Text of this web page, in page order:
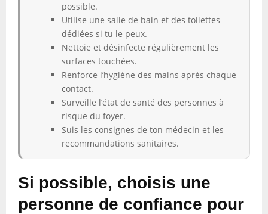
possible.
Utilise une salle de bain et des toilettes
dédiées si tu le peux.
Nettoie et désinfecte régulièrement les
surfaces touchées.
Renforce l’hygiène des mains après chaque
contact.
Surveille l’état de santé des personnes à
risque du foyer.
Suis les consignes de ton médecin et les
recommandations sanitaires.
Si possible, choisis une
personne de confiance pour